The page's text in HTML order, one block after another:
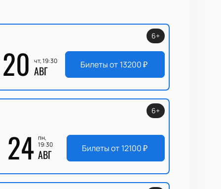
20 чт, 19:30
АВГ
6+
Билеты от 13200₽
24 пн,
19:30
АВГ
6+
Билеты от 12100₽